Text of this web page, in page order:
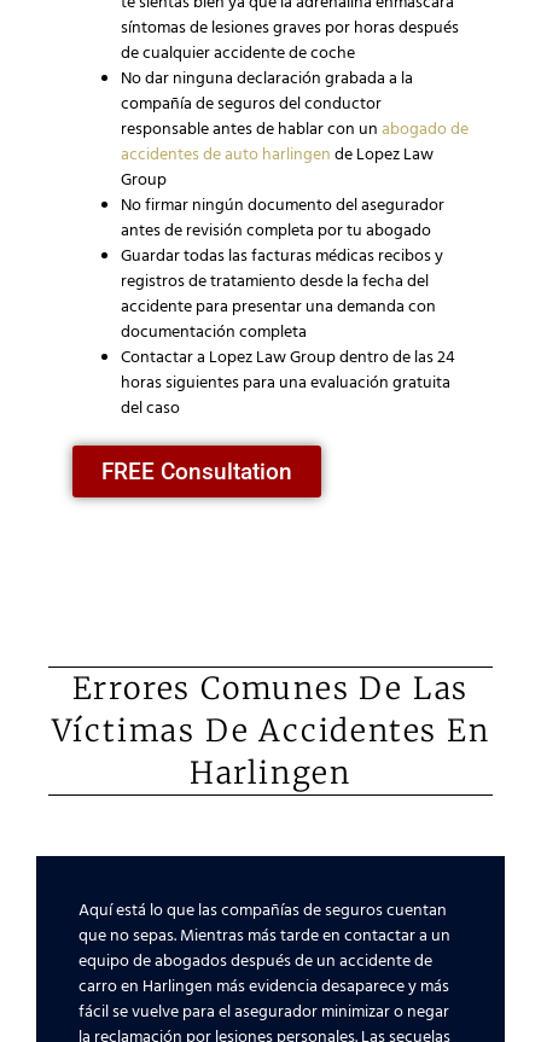
síntomas de lesiones graves por horas después
de cualquier accidente de coche
No dar ninguna declaración grabada a la
compañía de seguros del conductor
responsable antes de hablar con un abogado de
accidentes de auto harlingen de Lopez Law
Group
No firmar ningún documento del asegurador
antes de revisión completa por tu abogado
Guardar todas las facturas médicas recibos y
registros de tratamiento desde la fecha del
accidente para presentar una demanda con
documentación completa
Contactar a Lopez Law Group dentro de las 24
horas siguientes para una evaluación gratuita
del caso
FREE Consultation
Errores Comunes De Las
Víctimas De Accidentes En
Harlingen
Aquí está lo que las compañías de seguros cuentan
que no sepas. Mientras más tarde en contactar a un
equipo de abogados después de un accidente de
carro en Harlingen más evidencia desaparece y más
fácil se vuelve para el asegurador minimizar o negar
la reclamación por lesiones personales. Las secuelas